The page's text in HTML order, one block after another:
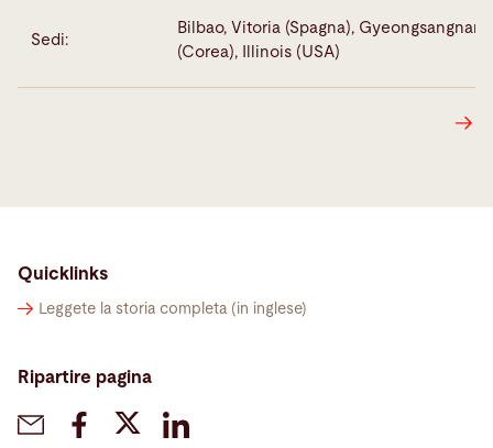
Sedi:
Bilbao, Vitoria (Spagna),
(Corea), Illinois (USA)
Quicklinks
Leggete la storia completa (in inglese)
Ripartire pagina